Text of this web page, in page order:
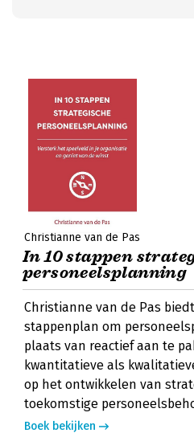
Christianne van de Pas
In 10 stappen
personeelsplanning
Christianne van de Pas
stappenplan om
plaats van reactief aan te
kwantitatieve als
op het ontwikkelen van
toekomstige
Boek bekijken